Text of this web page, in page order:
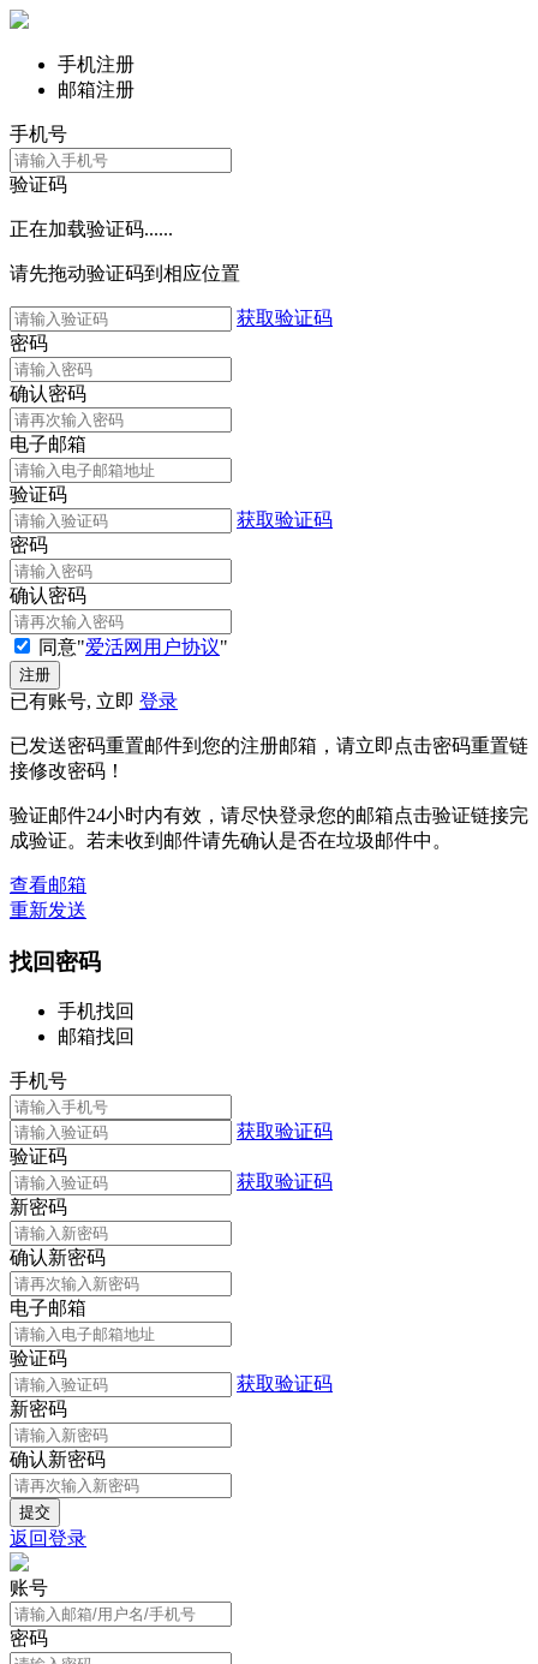
手机注册
邮箱注册
手机号
验证码
正在加载验证码......
请先拖动验证码到相应位置
获取验证码
密码
确认密码
电子邮箱
验证码
获取验证码
密码
确认密码
同意"爱活网用户协议"
已有账号, 立即 登录
已发送密码重置邮件到您的注册邮箱，请立即点击密码重置链
接修改密码！
验证邮件24小时内有效，请尽快登录您的邮箱点击验证链接完
成验证。若未收到邮件请先确认是否在垃圾邮件中。
查看邮箱
重新发送
找回密码
手机找回
邮箱找回
手机号
获取验证码
验证码
获取验证码
新密码
确认新密码
电子邮箱
验证码
获取验证码
新密码
确认新密码
返回登录
账号
密码